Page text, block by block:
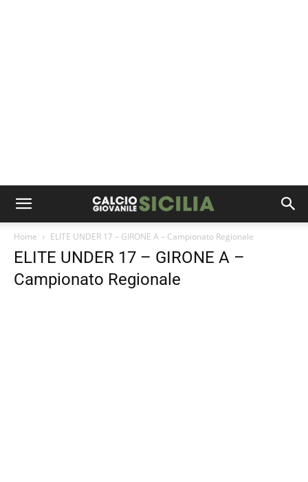
Home ELITE UNDER 17 – GIRONE A – Campionato Regionale
ELITE UNDER 17 – GIRONE A –
Campionato Regionale